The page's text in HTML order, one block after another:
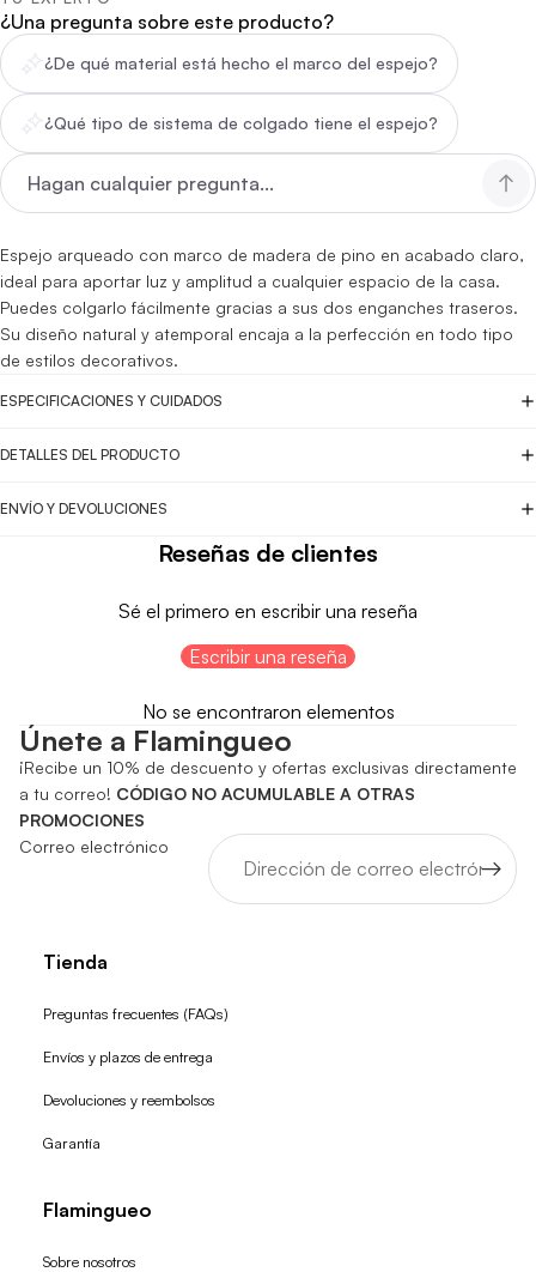
¿Una pregunta sobre este producto?
¿De qué material está hecho el marco del espejo?
¿Qué tipo de sistema de colgado tiene el espejo?
Espejo arqueado con marco de madera de pino en acabado claro,
ideal para aportar luz y amplitud a cualquier espacio de la casa.
Puedes colgarlo fácilmente gracias a sus dos enganches traseros.
Su diseño natural y atemporal encaja a la perfección en todo tipo
de estilos decorativos.
ESPECIFICACIONES Y CUIDADOS
DETALLES DEL PRODUCTO
ENVÍO Y DEVOLUCIONES
Reseñas de clientes
Sé el primero en escribir una reseña
Escribir una reseña
No se encontraron elementos
Únete a Flamingueo
¡Recibe un 10% de descuento y ofertas exclusivas directamente
a tu correo! CÓDIGO NO ACUMULABLE A OTRAS
PROMOCIONES
Correo electrónico
Tienda
Preguntas frecuentes (FAQs)
Envíos y plazos de entrega
Devoluciones y reembolsos
Garantía
Flamingueo
Sobre nosotros